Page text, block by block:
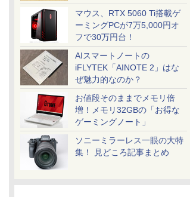
マウス、RTX 5060 Ti搭載ゲ
ーミングPCが7万5,000円オ
フで30万円台！
AIスマートノートの
iFLYTEK「AINOTE 2」はな
ぜ魅力的なのか？
お値段そのままでメモリ倍
増！メモリ32GBの「お得な
ゲーミングノート」
ソニーミラーレス一眼の大特
集！ 見どころ記事まとめ